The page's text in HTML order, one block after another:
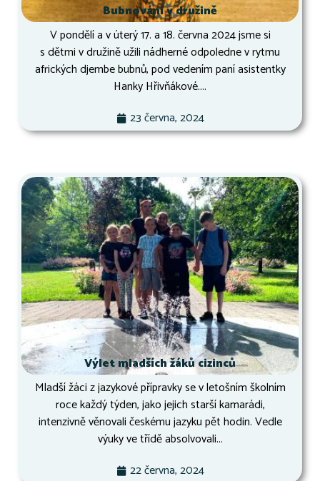
Bubnování v družině
V pondělí a v úterý 17. a 18. června 2024 jsme si
s dětmi v družině užili nádherné odpoledne v rytmu
afrických djembe bubnů, pod vedením paní asistentky
Hanky Hřivňákové....
23 června, 2024
Výlet mladších žáků cizinců
Mladší žáci z jazykové přípravky se v letošním školním
roce každý týden, jako jejich starší kamarádi,
intenzivně věnovali českému jazyku pět hodin. Vedle
výuky ve třídě absolvovali...
22 června, 2024